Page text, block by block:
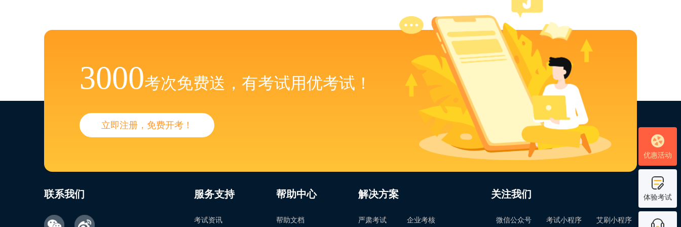
3000考次免费送，有考试用优考试！
立即注册，免费开考！
联系我们 服务支持
考试资讯
帮助中心
帮助文档
解决方案
严肃考试 企业考核
关注我们
微信公众号 考试小程序 艾刷小程序
优惠活动
体验考试